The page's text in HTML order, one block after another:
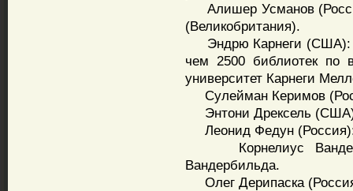
Алишер Усманов
(Великобритания).
Эндрю Карнеги (США):
чем 2500 библиотек по
университет Карнеги
Сулейман Керимов
Энтони Дрексель (США):
Леонид Федун (Россия):
Корнелиус
Вандербильда.
Олег Дерипаска